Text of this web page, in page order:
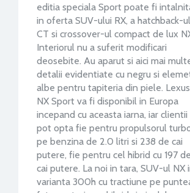
editia speciala Sport poate fi
in oferta SUV-ului RX, a hatchback-
CT si crossover-ul compact de lux
Interiorul nu a suferit modificari
deosebite. Au aparut si aici mai
detalii evidentiate cu negru si
albe pentru tapiteria din piele. Lexus
NX Sport va fi disponibil in Europa
incepand cu aceasta iarna, iar clientii
pot opta fie pentru propulsorul
pe benzina de 2.0 litri si 238 de cai
putere, fie pentru cel hibrid cu 197 de
cai putere. La noi in tara, SUV-ul NX
varianta 300h cu tractiune pe